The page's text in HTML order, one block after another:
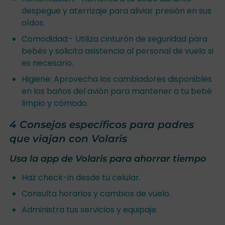
despegue y aterrizaje para aliviar presión en sus
oídos.
Comodidad:- Utiliza cinturón de seguridad para
bebés y solicita asistencia al personal de vuelo si
es necesario.
Higiene: Aprovecha los cambiadores disponibles
en los baños del avión para mantener a tu bebé
limpio y cómodo.
4 Consejos específicos para padres
que viajan con Volaris
Usa la app de Volaris para ahorrar tiempo
Haz check-in desde tu celular.
Consulta horarios y cambios de vuelo.
Administra tus servicios y equipaje.